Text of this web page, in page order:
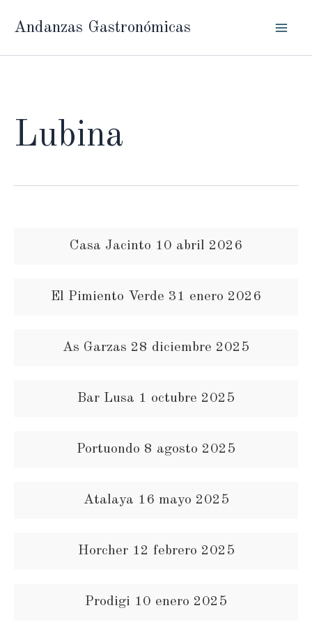
Andanzas Gastronómicas
Lubina
Casa Jacinto 10 abril 2026
El Pimiento Verde 31 enero 2026
As Garzas 28 diciembre 2025
Bar Lusa 1 octubre 2025
Portuondo 8 agosto 2025
Atalaya 16 mayo 2025
Horcher 12 febrero 2025
Prodigi 10 enero 2025